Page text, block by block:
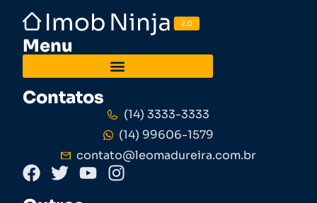
Menu
Contatos
(14) 3333-3333
(14) 99606-1579
contato@leomadureira.com.br